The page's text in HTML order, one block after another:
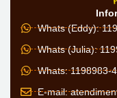
Whats (Eddy):
Whats (Julia):
Whats: 1198983-
E-mail: